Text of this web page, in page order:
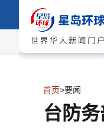
首页>要闻
台防